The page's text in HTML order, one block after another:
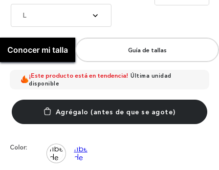
L
Conocer mi talla Guía de tallas
¡Este producto está en tendencia! Última unidad
disponible
Color: